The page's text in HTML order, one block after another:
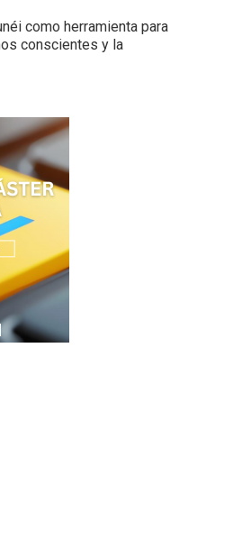
como herramienta para
conscientes y la